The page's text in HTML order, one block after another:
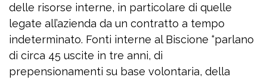
delle risorse interne, in particolare di quelle
legate all’azienda da un contratto a tempo
indeterminato. Fonti interne al Biscione “parlano
di circa 45 uscite in tre anni, di
prepensionamenti su base volontaria, della